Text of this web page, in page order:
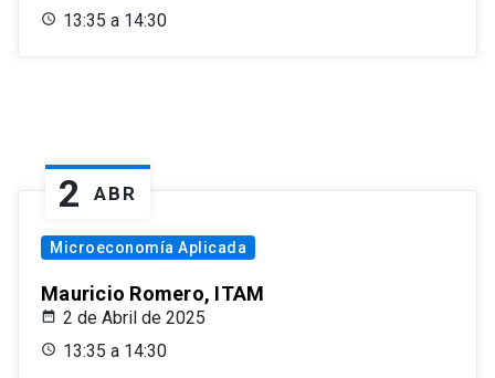
13:35 a 14:30
2 ABR
Microeconomía Aplicada
Mauricio Romero, ITAM
2 de Abril de 2025
13:35 a 14:30